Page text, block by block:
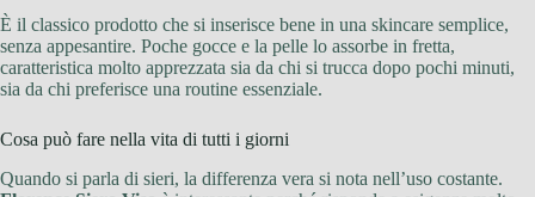
È il classico prodotto che si inserisce bene in una skincare semplice,
senza appesantire. Poche gocce e la pelle lo assorbe in fretta,
caratteristica molto apprezzata sia da chi si trucca dopo pochi minuti,
sia da chi preferisce una routine essenziale.
Cosa può fare nella vita di tutti i giorni
Quando si parla di sieri, la differenza vera si nota nell’uso costante.